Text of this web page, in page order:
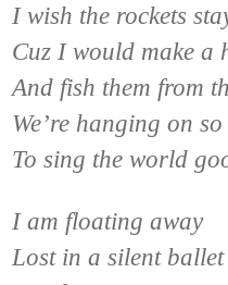
I wish the rockets
Cuz I would make a
And fish them from
We’re hanging on
To sing the world
I am floating away
Lost in a silent ballet